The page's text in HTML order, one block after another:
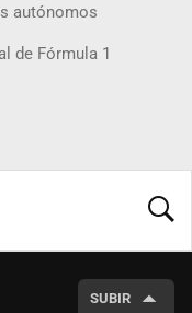
autónomos
de Fórmula 1
SUBIR